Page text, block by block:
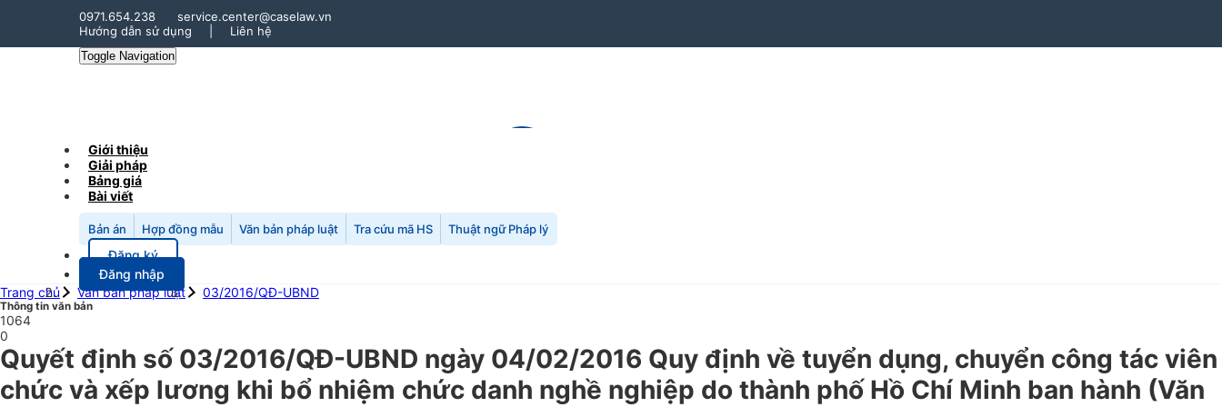
0971.654.238
service.center@caselaw.vn
Hướng dẫn sử dụng
Liên hệ
Toggle Navigation
Giới thiệu
Giải pháp
Bảng giá
Bài viết
Bản án Hợp đồng mẫu Văn bản pháp luật Tra cứu mã HS Thuật ngữ Pháp lý
Đăng ký
Đăng nhập
Trang chủ
Văn bản pháp luật 03/2016/QĐ-UBND
Thông tin văn bản
1064
0
Quyết định số 03/2016/QĐ-UBND ngày 04/02/2016 Quy định về tuyển dụng, chuyển công tác viên
chức và xếp lương khi bổ nhiệm chức danh nghề nghiệp do thành phố Hồ Chí Minh ban hành (Văn